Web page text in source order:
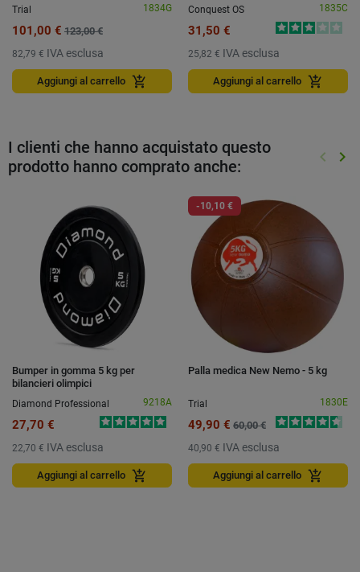
Trial
1834G
101,00 € 123,00 €
82,79 € IVA esclusa
Aggiungi al carrello add_shopping_cart
Conquest OS 1835C
31,50 €
25,82 € IVA esclusa
Aggiungi al carrello add_shopping_cart
I clienti che hanno acquistato questo
prodotto hanno comprato anche:
keyboard_arrow_left keyboard_arrow_right
Bumper in gomma 5 kg per
bilancieri olimpici
Diamond Professional
9218A
27,70 €
22,70 € IVA esclusa
Aggiungi al carrello add_shopping_cart
-10,10 €
Palla medica New Nemo - 5 kg
Trial 1830E
49,90 € 60,00 €
40,90 € IVA esclusa
Aggiungi al carrello add_shopping_cart